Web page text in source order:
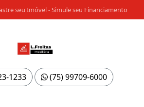
seu Imóvel-Simule seu Financiamento
1233 (75) 99709-6000